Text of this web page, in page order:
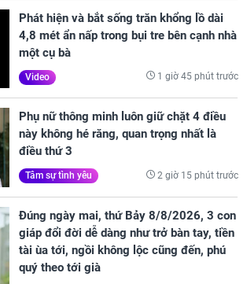
Phát hiện và bắt sống trăn khổng lồ dài
4,8 mét ẩn nấp trong bụi tre bên cạnh nhà
một cụ bà
Video 1 giờ 45 phút trước
Phụ nữ thông minh luôn giữ chặt 4 điều
này không hé răng, quan trọng nhất là
điều thứ 3
Tâm sự tình yêu 2 giờ 15 phút trước
Đúng ngày mai, thứ Bảy 8/8/2026, 3 con
giáp đổi đời dễ dàng như trở bàn tay, tiền
tài ùa tới, ngồi không lộc cũng đến, phú
quý theo tới già